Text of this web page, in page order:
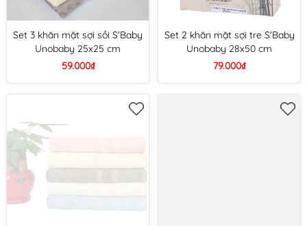
Set 3 khăn mặt sợi sồi S'Baby
Unobaby 25x25 cm
59.000₫
Set 2 khăn mặt sợi tre S'Baby
Unobaby 28x50 cm
79.000₫